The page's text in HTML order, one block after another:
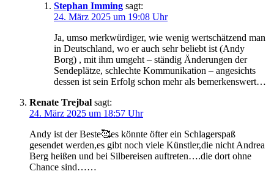
Stephan Imming sagt:
24. März 2025 um 19:08 Uhr
Ja, umso merkwürdiger, wie wenig wertschätzend man
in Deutschland, wo er auch sehr beliebt ist (Andy
Borg) , mit ihm umgeht – ständig Änderungen der
Sendeplätze, schlechte Kommunikation – angesichts
dessen ist sein Erfolg schon mehr als bemerkenswert…
Renate Trejbal sagt:
24. März 2025 um 18:57 Uhr
Andy ist der Beste🥰es könnte öfter ein Schlagerspaß
gesendet werden,es gibt noch viele Künstler,die nicht Andrea
Berg heißen und bei Silbereisen auftreten….die dort ohne
Chance sind……